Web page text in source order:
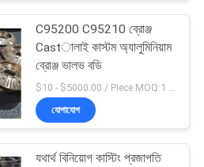
C95200 C95210 ব্রোঞ্জ
Castালাই কাস্টম অ্যালুমিনিয়াম
ব্রোঞ্জ ভালভ বডি
যোগাযোগ
যথার্থ বিনিয়োগ কাস্টিং প্রজাপতি